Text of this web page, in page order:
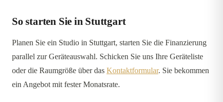
So starten Sie in Stuttgart
Planen Sie ein Studio in Stuttgart, starten Sie die Finanzierung
parallel zur Geräteauswahl. Schicken Sie uns Ihre Geräteliste
oder die Raumgröße über das Kontaktformular. Sie bekommen
ein Angebot mit fester Monatsrate.